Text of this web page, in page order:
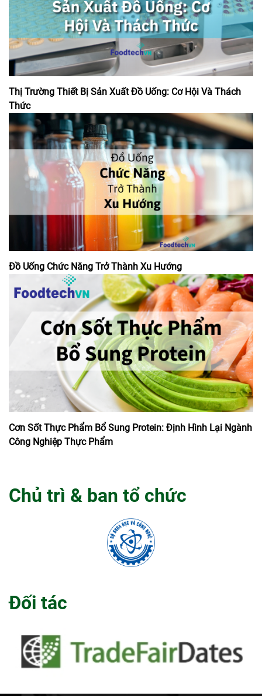
Thị Trường Thiết Bị Sản Xuất Đồ Uống: Cơ Hội Và Thách
Thức
Đồ Uống Chức Năng Trở Thành Xu Hướng
Cơn Sốt Thực Phẩm Bổ Sung Protein: Định Hình Lại Ngành
Công Nghiệp Thực Phẩm
Chủ trì & ban tổ chức
Đối tác